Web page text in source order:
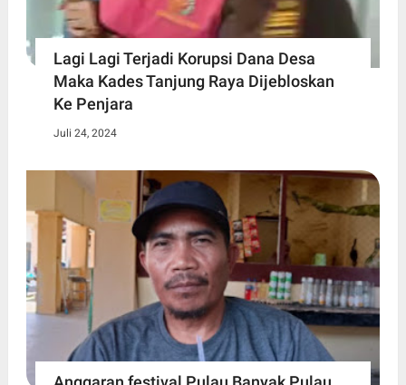
Lagi Lagi Terjadi Korupsi Dana Desa
Maka Kades Tanjung Raya Dijebloskan
Ke Penjara
Juli 24, 2024